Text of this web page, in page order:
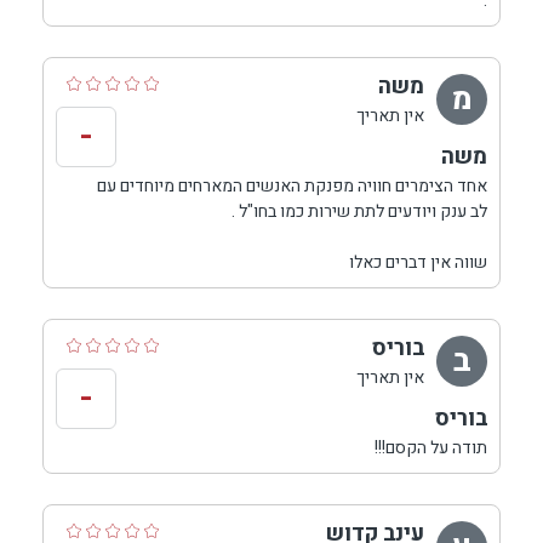
מקצועי, מסכי טלוויזיה ומערכת ישיבה. בנוסף למתחם חוץ פרטי של
מפוארת, המוקפת במדשאות מטופחות ומיטות שזוף.
מ משה
אין תאריך
משה
אחד הצימרים חוויה מפנקת האנשים המארחים מיוחדים עם
לב ענק ויודעים לתת שירות כמו בחו"ל .
שווה אין דברים כאלו
-
ב בוריס
אין תאריך
בוריס
תודה על הקסם!!!
-
עינב קדוש